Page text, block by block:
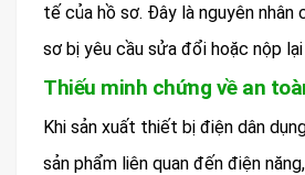
tế của hồ sơ. Đây là nguyên nhân
sơ bị yêu cầu sửa đổi hoặc nộp
Thiếu minh chứng về an
Khi sản xuất thiết bị điện dân
sản phẩm liên quan đến điện